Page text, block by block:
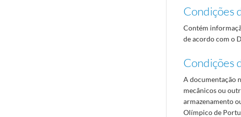
Condições
Contém
de acordo com o
Condições
A documentação
mecânicos ou
armazenamento
Olímpico de